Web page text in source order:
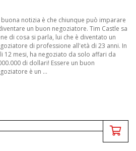
buona notizia è che chiunque può imparare
un buon negoziatore. Tim Castle sa
di cosa si parla, lui che è diventato un
di professione all'età di 23 anni. In
12 mesi, ha negoziato da solo affari da
di dollari! Essere un buon
è un ...